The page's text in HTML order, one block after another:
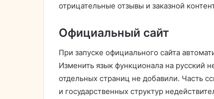
отрицательные отзывы и заказной
Официальный сайт
При запуске официального сайта
Изменить язык функционала на русский
отдельных страниц не добавили. Часть
и государственных структур